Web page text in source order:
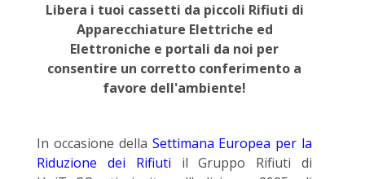
Libera i tuoi cassetti da piccoli Rifiuti di
Apparecchiature Elettriche ed
Elettroniche e portali da noi per
consentire un corretto conferimento a
favore dell'ambiente!
In occasione della Settimana Europea per la
Riduzione dei Rifiuti il Gruppo Rifiuti di